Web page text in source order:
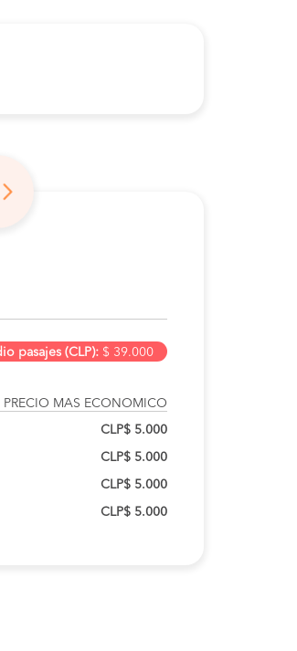
pasajes (CLP): $ 39.000
PRECIO MAS ECONOMICO
CLP$ 5.000
CLP$ 5.000
CLP$ 5.000
CLP$ 5.000